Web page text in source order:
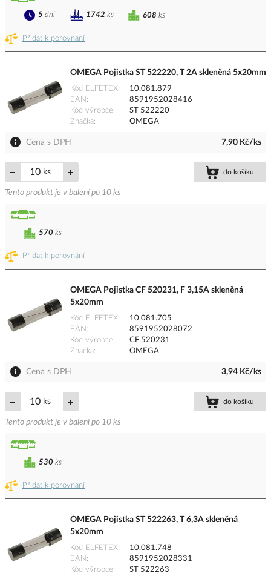
Přidat k porovnání
608 ks
5 dní 1742 ks
OMEGA Pojistka ST 522220, T 2A skleněná 5x20mm
Kód ELFETEX
10.081.879
EAN
8591952028416
Kód výrobce
ST 522220
Značka
OMEGA
Cena s DPH 7,90 Kč/ks
ks do košíku
Tento produkt je v balení po 10 ks
Přidat k porovnání
570 ks
OMEGA Pojistka CF 520231, F 3,15A skleněná
5x20mm
Kód ELFETEX
10.081.705
EAN
8591952028072
Kód výrobce
CF 520231
Značka
OMEGA
Cena s DPH 3,94 Kč/ks
ks do košíku
Tento produkt je v balení po 10 ks
Přidat k porovnání
530 ks
OMEGA Pojistka ST 522263, T 6,3A skleněná
5x20mm
Kód ELFETEX
10.081.748
EAN
8591952028331
Kód výrobce
ST 522263